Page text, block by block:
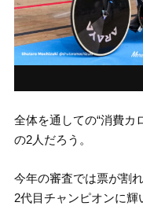
全体を通しての“消費カ
の2人だろう。
今年の審査では票が割
2代目チャンピオンに